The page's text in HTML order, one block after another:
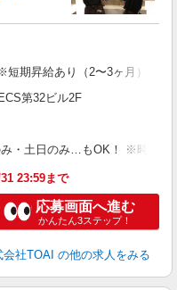
短期昇給あり（2〜3ヶ月）
第32ビル2F
・土日のみ…もOK！ ※時短勤
23:59まで
応募画面へ進む
かんたん3ステップ！
会社TOAI の他の求人をみる